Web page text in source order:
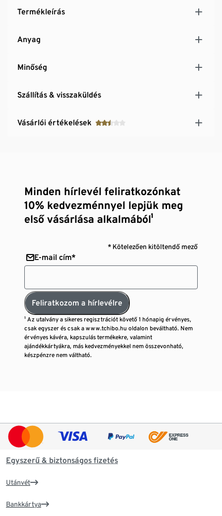
Jól használható zokni és harisnya alatt
Termékleírás
Anyag
Minőség
Szállítás & visszaküldés
Vásárlói értékelések
Minden hírlevél feliratkozónkat
10% kedvezménnyel lepjük meg
első vásárlása alkalmából¹
* Kötelezően kitöltendő mező
E-mail cím*
Feliratkozom a hírlevélre
¹ Az utalvány a sikeres regisztrációt követő 1 hónapig érvényes,
csak egyszer és csak a www.tchibo.hu oldalon beváltható. Nem
érvényes kávéra, kapszulás termékekre, valamint
ajándékkártyákra, más kedvezményekkel nem összevonható,
készpénzre nem váltható.
Egyszerű & biztonságos fizetés
Utánvét
Bankkártya